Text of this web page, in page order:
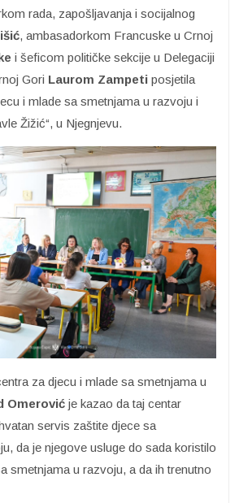
rada, zapošljavanja i socijalnog
, ambasadorkom Francuske u Crnoj
i šeficom političke sekcije u Delegaciji
Gori Laurom Zampeti posjetila
i mlade sa smetnjama u razvoju i
Žižić“, u Njegnjevu.
za djecu i mlade sa smetnjama u
Omerović je kazao da taj centar
servis zaštite djece sa
da je njegove usluge do sada koristilo
smetnjama u razvoju, a da ih trenutno